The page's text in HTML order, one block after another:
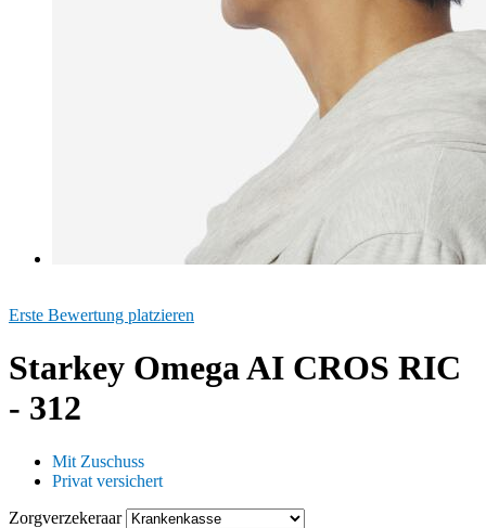
Erste Bewertung platzieren
Starkey Omega AI CROS RIC
- 312
Mit Zuschuss
Privat versichert
Zorgverzekeraar